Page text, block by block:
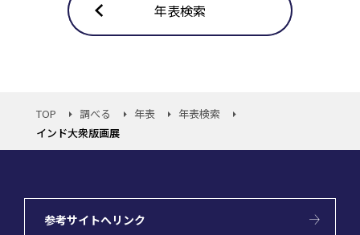
年表検索
TOP 調べる 年表
年表検索
インド大衆版画展
参考サイトへリンク